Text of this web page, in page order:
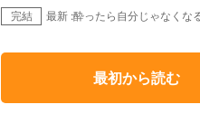
完結 最新 :酔ったら自分じゃなくな
最初から読む